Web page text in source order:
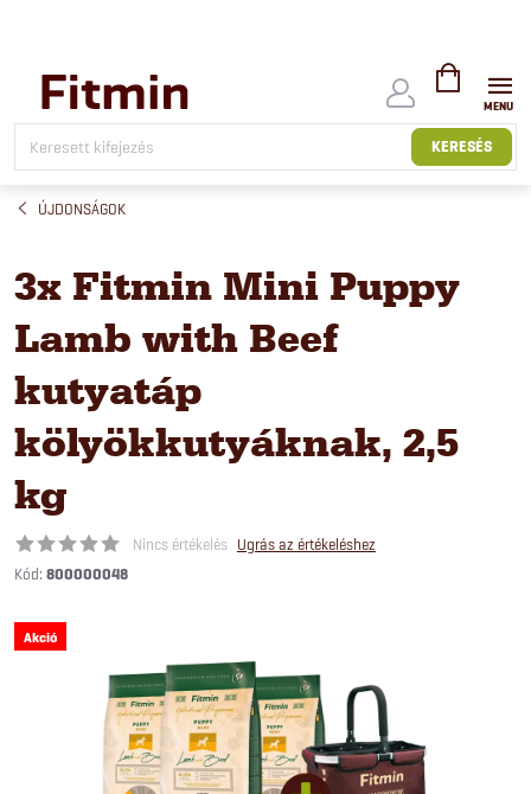
tartalomhoz
KERESÉS
KOSÁR
ÚJDONSÁGOK
3x Fitmin Mini Puppy
Lamb with Beef
kutyatáp
kölyökkutyáknak, 2,5
kg
Nincs értékelés Ugrás az értékeléshez
Kód: 800000048
Akció